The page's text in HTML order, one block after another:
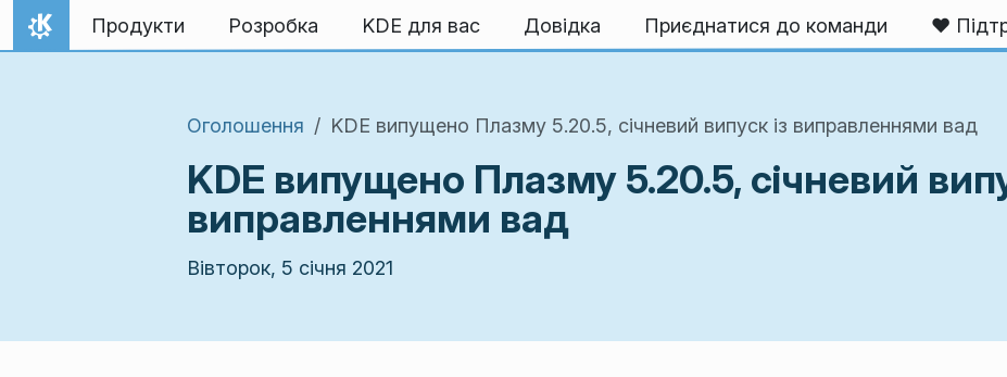
Перейти до вмісту
Домівка
Продукти Розробка KDE для вас Довідка Приєднатися до команди ❤️
Оголошення KDE випущено Плазму 5.20.5, січневий випуск із виправленнями вад
KDE випущено Плазму 5.20.5, січневий
виправленнями вад
Вівторок, 5 січня 2021